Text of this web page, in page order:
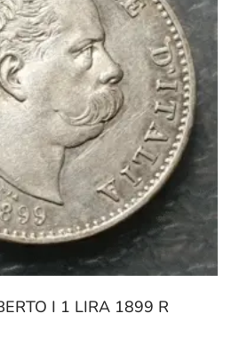
I 1 LIRA 1899 R